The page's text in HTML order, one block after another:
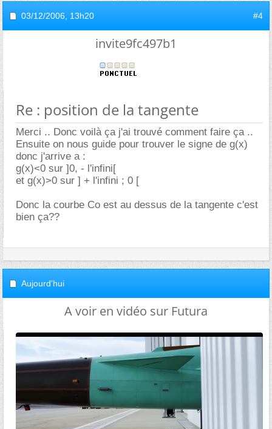
03/12/2006, 13h20 #4
invite9fc497b1
Re : position de la tangente
Merci .. Donc voilà ça j'ai trouvé comment faire ça ..
Ensuite on nous guide pour trouver le signe de g(x)
donc j'arrive a :
g(x)<0 sur ]0, - l'infini[
et g(x)>0 sur ] + l'infini ; 0 [
Donc la courbe Co est au dessus de la tangente c'est
bien ça??
Aujourd'hui
A voir en vidéo sur Futura